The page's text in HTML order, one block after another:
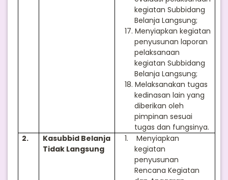
kegiatan Subbidang
Belanja Langsung;
17. Menyiapkan kegiatan
penyusunan laporan
pelaksanaan
kegiatan Subbidang
Belanja Langsung;
18. Melaksanakan tugas
kedinasan lain yang
diberikan oleh
pimpinan sesuai
tugas dan fungsinya.
2.
Kasubbid Belanja
Tidak Langsung
1.
Menyiapkan
kegiatan
penyusunan
Rencana Kegiatan